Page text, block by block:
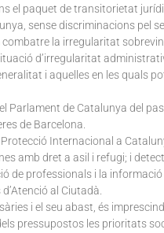
el paquet de transitorietat
sense discriminacions pel
la irregularitat
d’irregularitat
i aquelles en les quals
Parlament de Catalunya del
de Barcelona.
Internacional a
amb dret a asil i refugi; i
de professionals i la
al Ciutadà.
i el seu abast, és
pressupostos les prioritats